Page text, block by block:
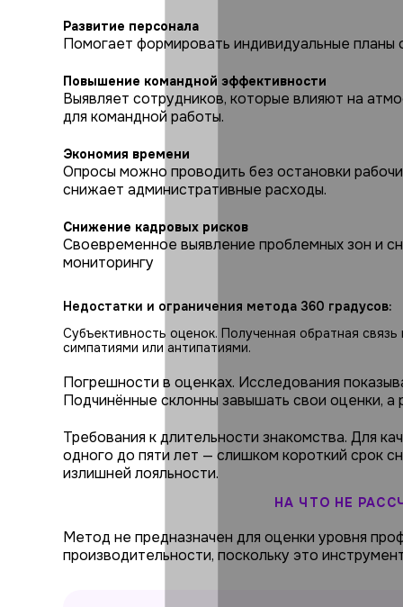
Развитие персонала
Помогает формировать индивидуальные планы
Повышение командной эффективности
Выявляет сотрудников, которые влияют на
для командной работы.
Экономия времени
Опросы можно проводить без остановки
снижает административные расходы.
Снижение кадровых рисков
Своевременное выявление проблемных зон и
мониторингу
Недостатки и ограничения метода 360 градусов:
Субъективность оценок. Полученная обратная
симпатиями или антипатиями.
Погрешности в оценках. Исследования
Подчинённые склонны завышать свои оценки, а
Требования к длительности знакомства. Для
одного до пяти лет — слишком короткий срок
излишней лояльности.
НА ЧТО НЕ
Метод не предназначен для оценки уровня
производительности, поскольку это